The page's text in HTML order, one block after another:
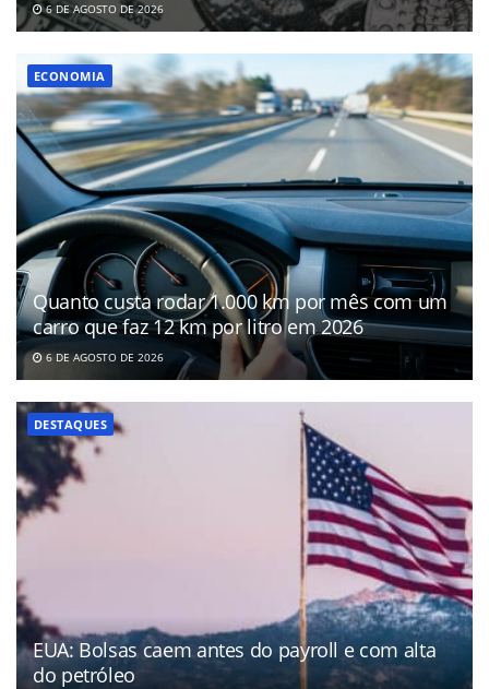
6 DE AGOSTO DE 2026
ECONOMIA
Quanto custa rodar 1.000 km por mês com um
carro que faz 12 km por litro em 2026
6 DE AGOSTO DE 2026
DESTAQUES
EUA: Bolsas caem antes do payroll e com alta
do petróleo